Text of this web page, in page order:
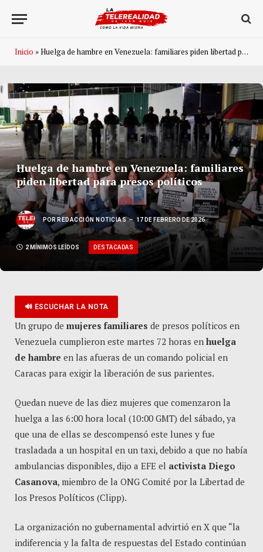
Inicio »Huelga de hambre en Venezuela: familiares piden libertad para presos políticos
Huelga de hambre en Venezuela: familiares
piden libertad para presos políticos
POR REDACCIÓN NOTICIAS 17 DE FEBRERO DE 2026
2 MÍNIMOS LEÍDOS DESTACADAS
🔊 ESCUCHAR LA NOTA
Un grupo de mujeres familiares de presos políticos en
Venezuela cumplieron este martes 72 horas en huelga
de hambre en las afueras de un comando policial en
Caracas para exigir la liberación de sus parientes.
Quedan nueve de las diez mujeres que comenzaron la
huelga a las 6:00 hora local (10:00 GMT) del sábado, ya
que una de ellas se descompensó este lunes y fue
trasladada a un hospital en un taxi, debido a que no había
ambulancias disponibles, dijo a EFE el activista Diego
Casanova, miembro de la ONG Comité por la Libertad de
los Presos Políticos (Clipp).
La organización no gubernamental advirtió en X que “la
indiferencia y la falta de respuestas del Estado continúan